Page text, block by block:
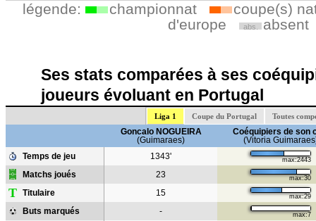
légende: championnat
coupe(s)
d'europe
abs. absent
Ses stats comparées à ses
joueurs évoluant en Portugal
Liga 1 Coupe du Portugal Toutes
Goncalo NOGUEIRA
(Guimaraes)
Coéquipiers de son
(Vitoria
Temps de jeu
1343' max:2443
Matchs joués 23 max:30
T Titulaire 15 max:29
Buts marqués - max:7